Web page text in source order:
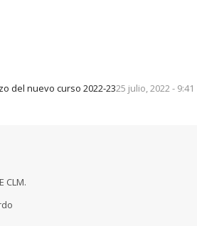
del nuevo curso 2022-2325 julio, 2022 - 9:41
CLM.